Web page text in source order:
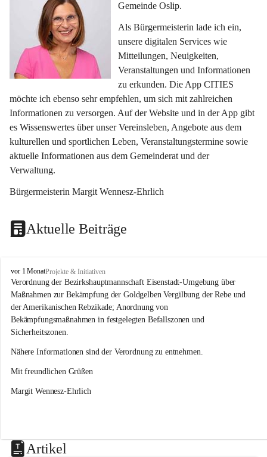
Gemeinde Oslip.
Als Bürgermeisterin lade ich ein,
unsere digitalen Services wie
Mitteilungen, Neuigkeiten,
Veranstaltungen und Informationen
zu erkunden. Die App CITIES
möchte ich ebenso sehr empfehlen, um sich mit zahlreichen
Informationen zu versorgen. Auf der Website und in der App gibt
es Wissenswertes über unser Vereinsleben, Angebote aus dem
kulturellen und sportlichen Leben, Veranstaltungstermine sowie
aktuelle Informationen aus dem Gemeinderat und der
Verwaltung.
Bürgermeisterin Margit Wennesz-Ehrlich
Aktuelle Beiträge
O
s
l
i
p
vor 1 MonatProjekte & Initiativen
Verordnung der Bezirkshauptmannschaft Eisenstadt-Umgebung über
Maßnahmen zur Bekämpfung der Goldgelben Vergilbung der Rebe und
der Amerikanischen Rebzikade; Anordnung von
Bekämpfungsmaßnahmen in festgelegten Befallszonen und
Sicherheitszonen.
Nähere Informationen sind der Verordnung zu entnehmen.
Mit freundlichen Grüßen
Margit Wennesz-Ehrlich
Artikel